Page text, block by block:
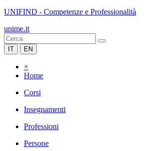
UNIFIND - Competenze e Professionalità
unime.it
IT EN
×
Home
Corsi
Insegnamenti
Professioni
Persone